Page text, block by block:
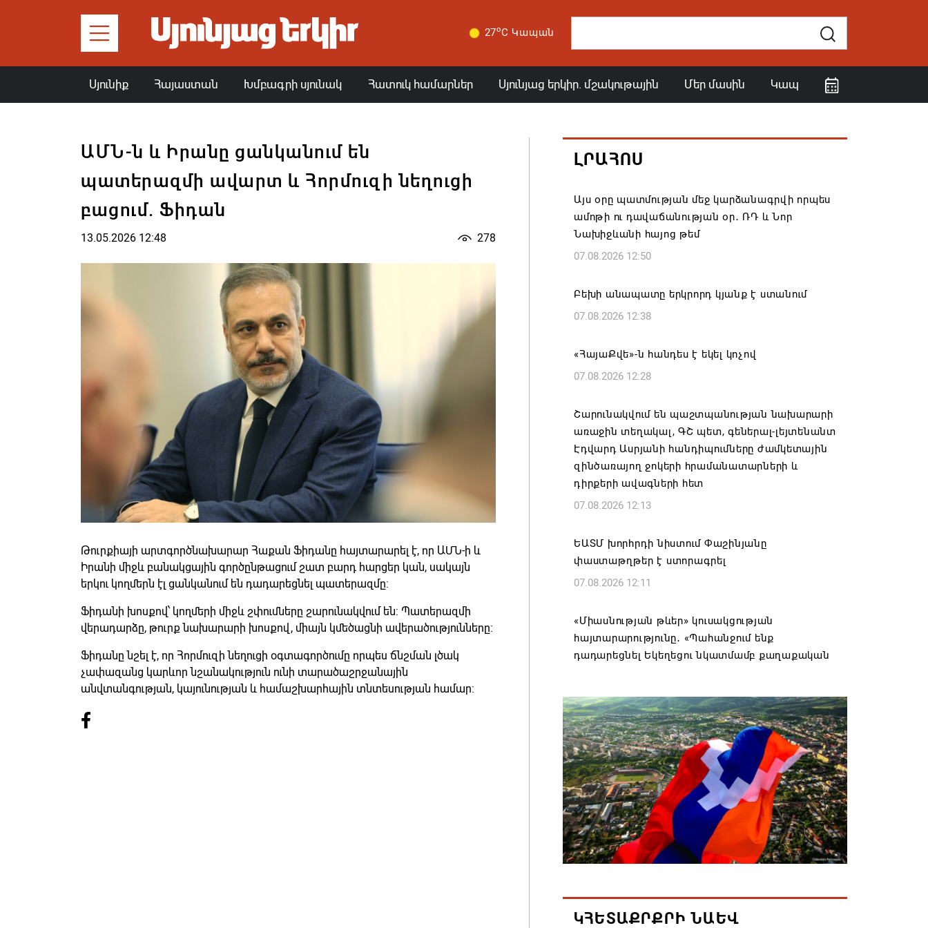
27oC Կապան
Սյունիք Հայաստան Խմբագրի սյունակ Հատուկ համարներ Սյունյաց երկիր. մշակութային Մեր մասին Կապ
ԱՄՆ-ն և Իրանը ցանկանում են
պատերազմի ավարտ և Հորմուզի նեղուցի
բացում. Ֆիդան
13.05.2026 12:48 278
Թուրքիայի արտգործնախարար Հաքան Ֆիդանը հայտարարել է, որ ԱՄՆ-ի և
Իրանի միջև բանակցային գործընթացում շատ բարդ հարցեր կան, սակայն
երկու կողմերն էլ ցանկանում են դադարեցնել պատերազմը:
Ֆիդանի խոսքով՝ կողմերի միջև շփումները շարունակվում են: Պատերազմի
վերադարձը, թուրք նախարարի խոսքով, միայն կմեծացնի ավերածությունները։
Ֆիդանը նշել է, որ Հորմուզի նեղուցի օգտագործումը որպես ճնշման լծակ
չափազանց կարևոր նշանակություն ունի տարածաշրջանային
անվտանգության, կայունության և համաշխարհային տնտեսության համար:
ԼՐԱՀՈՍ
Այս օրը պատմության մեջ կարձանագրվի որպես
ամոթի ու դավաճանության օր․ ՌԴ և Նոր
Նախիջևանի հայոց թեմ
07.08.2026 12:50
Բեխի անապատը երկրորդ կյանք է ստանում
07.08.2026 12:38
«ՀայաՔվե»-ն հանդես է եկել կոչով
07.08.2026 12:28
Շարունակվում են պաշտպանության նախարարի
առաջին տեղակալ, ԳՇ պետ, գեներալ-լեյտենանտ
Էդվարդ Ասրյանի հանդիպումները ժամկետային
զինծառայող ջոկերի հրամանատարների և
դիրքերի ավագների հետ
07.08.2026 12:13
ԵԱՏՄ խորհրդի նիստում Փաշինյանը
փաստաթղթեր է ստորագրել
07.08.2026 12:11
«Միասնության թևեր» կուսակցության
հայտարարությունը․ «Պահանջում ենք
դադարեցնել Եկեղեցու նկատմամբ քաղաքական
07.08.2026 11:59
Եկեղեցու հեղինակության և նրա հոգևոր
առաքելության դեմ ուղղված ՀՀ
իշխանությունների գործողությունները
հակասահմանադրական են. ՀՅԴ Բյուրո
07.08.2026 11:52
ՀԲԸՄ-ն կոչ է անում կասեցնել Կաթողիկոսի եւ
07.08.2026 11:50
ԿՀԵՏԱՔՐՔՐԻ ՆԱԵՎ